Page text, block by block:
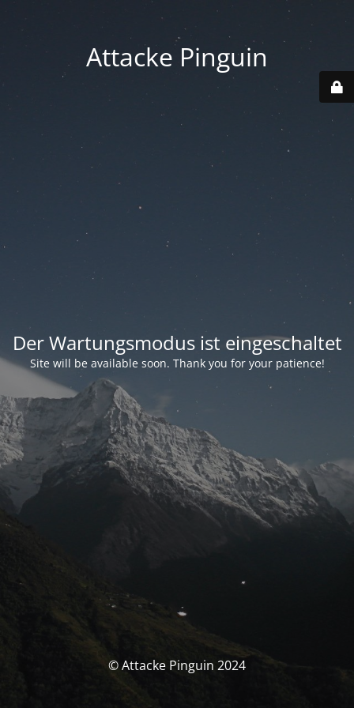
Attacke Pinguin
Der Wartungsmodus ist eingeschaltet
Site will be available soon. Thank you for your patience!
© Attacke Pinguin 2024